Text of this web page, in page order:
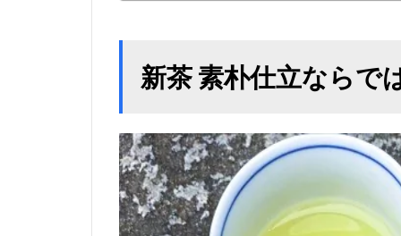
新茶 素朴仕立ならで